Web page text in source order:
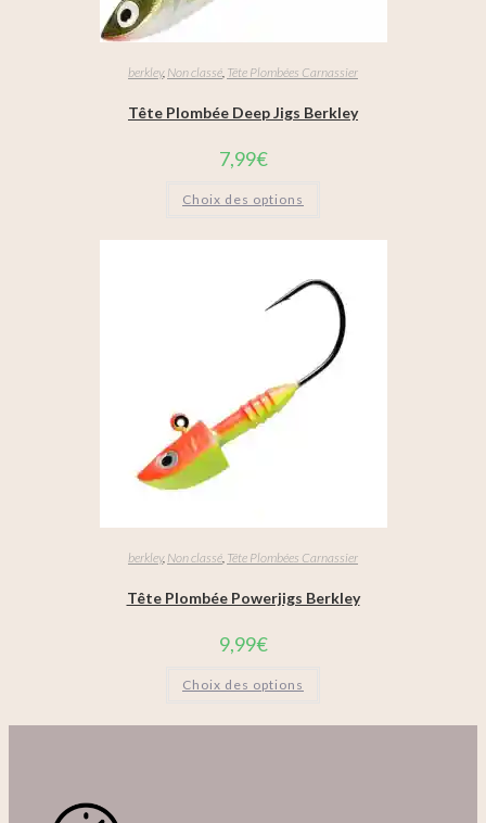
berkley, Non classé, Tête Plombées Carnassier
Tête Plombée Deep Jigs Berkley
7,99€
Choix des options
berkley, Non classé, Tête Plombées Carnassier
Tête Plombée Powerjigs Berkley
9,99€
Choix des options